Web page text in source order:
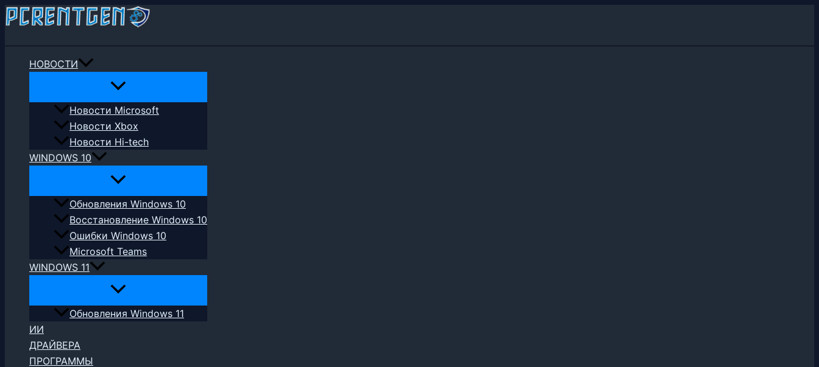
Перейти
к
содержимому
НОВОСТИ
Новости Microsoft
Новости Xbox
Новости Hi-tech
WINDOWS 10
Обновления Windows 10
Восстановление Windows 10
Ошибки Windows 10
Microsoft Teams
WINDOWS 11
Обновления Windows 11
ИИ
ДРАЙВЕРА
ПРОГРАММЫ